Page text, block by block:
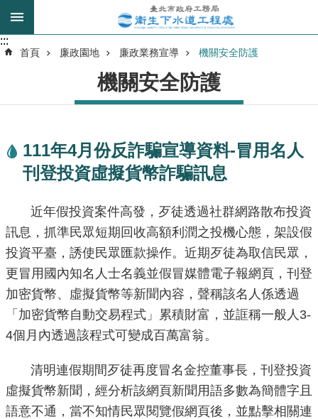
跳到主要內容區塊
進
我
的
分
是
公
告
訊
息
介
紹
:::
:::
首頁 廉政園地 廉政業務宣導 機關安全防護
機關安全防護
111年4月份反詐騙宣導資料-冒用名人
刊登投資虛擬貨幣詐騙訊息
近年假投資案件高發，歹徒透過社群網路散布投資
訊息，抓準民眾短期回收高額利潤之投機心態，架設假
投資平臺，誘使民眾匯款操作。近期歹徒為取信民眾，
更冒用國內知名人士名義並假冒媒體電子報網頁，刊登
加密貨幣、虛擬貨幣等新聞內容，聲稱該名人係透過
「加密貨幣自動交易程式」累積財富，並誆稱一般人3-
4個月內透過該程式可變成百萬富翁。
清明連假期間歹徒再度冒名金控董事長，刊登投資
虛擬貨幣新聞，經分析該網頁新聞用語多數為簡體字且
語意不通，當不知情民眾閱覽假網頁後，並點擊相關連